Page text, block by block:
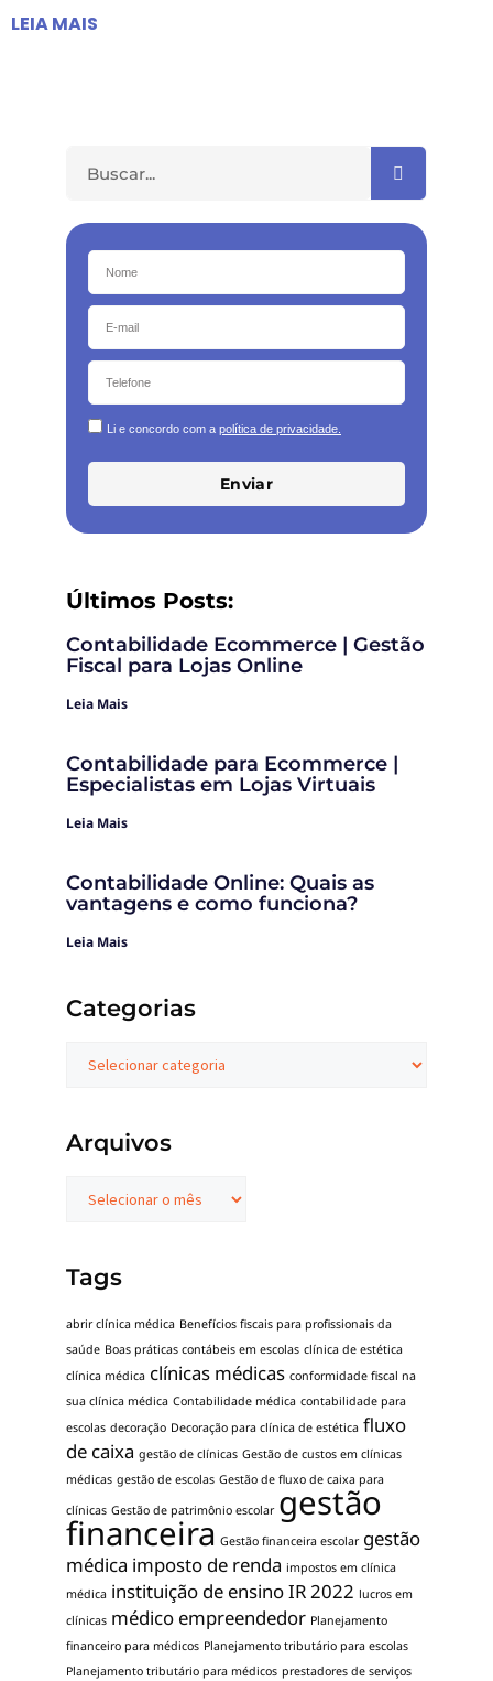
LEIA MAIS
Li e concordo com a política de privacidade.
Enviar
Últimos Posts:
Contabilidade Ecommerce | Gestão
Fiscal para Lojas Online
Leia Mais
Contabilidade para Ecommerce |
Especialistas em Lojas Virtuais
Leia Mais
Contabilidade Online: Quais as
vantagens e como funciona?
Leia Mais
Categorias
Arquivos
Tags
abrir clínica médica Benefícios fiscais para profissionais da
saúde Boas práticas contábeis em escolas clínica de estética
clínica médica clínicas médicas conformidade fiscal na
sua clínica médica Contabilidade médica contabilidade para
escolas decoração Decoração para clínica de estética fluxo
de caixa gestão de clínicas Gestão de custos em clínicas
médicas gestão de escolas Gestão de fluxo de caixa para
clínicas Gestão de patrimônio escolar gestão
financeira Gestão financeira escolar gestão
médica imposto de renda impostos em clínica
médica instituição de ensinoIR 2022 lucros em
clínicas médico empreendedor Planejamento
financeiro para médicos Planejamento tributário para escolas
Planejamento tributário para médicos prestadores de serviços